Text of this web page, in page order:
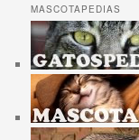
MASCOTAPEDIAS